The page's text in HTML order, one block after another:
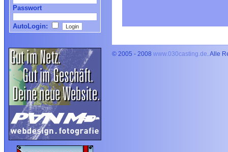
Passwort
AutoLogin:
© 2005 - 2008 www.030casting.de. Alle